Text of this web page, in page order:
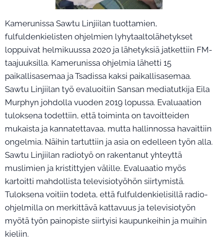
Kamerunissa Sawtu Linjiilan tuottamien,
fulfuldenkielisten ohjelmien lyhytaaltolähetykset
loppuivat helmikuussa 2020 ja lähetyksiä jatkettiin FM-
taajuuksilla. Kamerunissa ohjelmia lähetti 15
paikallisasemaa ja Tsadissa kaksi paikallisasemaa.
Sawtu Linjiilan työ evaluoitiin Sansan mediatutkija Eila
Murphyn johdolla vuoden 2019 lopussa. Evaluaation
tuloksena todettiin, että toiminta on tavoitteiden
mukaista ja kannatettavaa, mutta hallinnossa havaittiin
ongelmia. Näihin tartuttiin ja asia on edelleen työn alla.
Sawtu Linjiilan radiotyö on rakentanut yhteyttä
muslimien ja kristittyjen välille. Evaluaatio myös
kartoitti mahdollista televisiotyöhön siirtymistä.
Tuloksena voitiin todeta, että fulfuldenkielisillä radio-
ohjelmilla on merkittävä kattavuus ja televisiotyön
myötä työn painopiste siirtyisi kaupunkeihin ja muihin
kieliin.